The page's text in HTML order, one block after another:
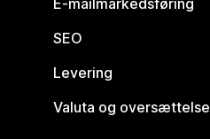
E-mailmarkedsføring
SEO
Levering
Valuta og oversættelse